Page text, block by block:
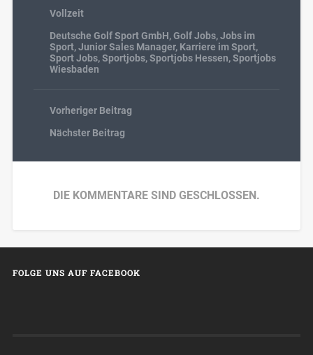
Vollzeit
Deutsche Golf Sport GmbH,Golf Jobs,Jobs im
Sport,Junior Sales Manager, Karriere im Sport,
Sport Jobs,Sportjobs,Sportjobs Hessen,Sportjobs
Wiesbaden
Vorheriger Beitrag
Nächster Beitrag
DIE KOMMENTARE SIND GESCHLOSSEN.
FOLGE UNS AUF FACEBOOK